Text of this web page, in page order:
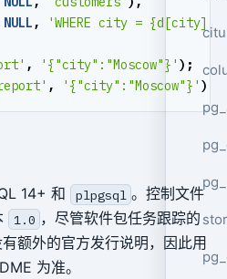
NULL, 'WHERE city =
, '{"city":"Moscow"}' );
, '{"city":"Moscow"}' );
14+ 和 plpgsql 。控制文件
1.0 ，尽管软件包任务跟踪的
额外的官方发行说明，因此用
为准。